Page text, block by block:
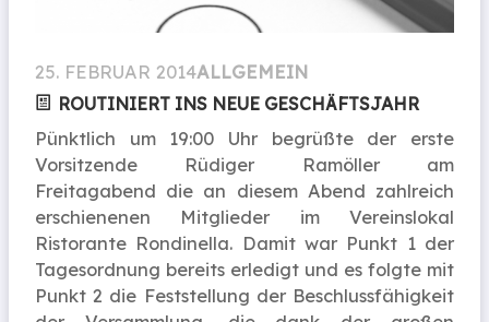
25. FEBRUAR 2014ALLGEMEIN
ROUTINIERT INS NEUE GESCHÄFTSJAHR
Pünktlich um 19:00 Uhr begrüßte der erste
Vorsitzende Rüdiger Ramöller am
Freitagabend die an diesem Abend zahlreich
erschienenen Mitglieder im Vereinslokal
Ristorante Rondinella. Damit war Punkt 1 der
Tagesordnung bereits erledigt und es folgte mit
Punkt 2 die Feststellung der Beschlussfähigkeit